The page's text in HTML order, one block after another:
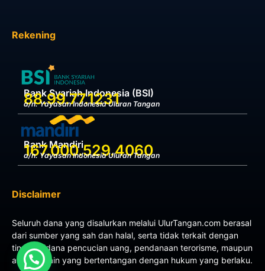
Rekening
Bank Syariah Indonesia (BSI)
88.99.77.1231
a/n. Yayasan Indonesia Uluran Tangan
Bank Mandiri
167.000.529.4060
a/n. Yayasan Indonesia Uluran Tangan
Disclaimer
Seluruh dana yang disalurkan melalui UlurTangan.com berasal
dari sumber yang sah dan halal, serta tidak terkait dengan
tindak pidana pencucian uang, pendanaan terorisme, maupun
aktivitas lain yang bertentangan dengan hukum yang berlaku.